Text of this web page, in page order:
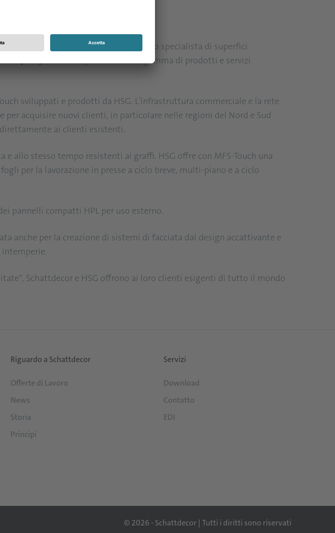
uniscono ora le forze commerciali: lo specialista di superfici
(HSG)stanno ampliando la loro gamma di prodotti e servizi
sviluppati e prodotti da HSG. L'infrastruttura commerciale e la rete
acquisire nuovi clienti, in particolare nelle regioni del Nord e Sud
direttamente ai clienti esistenti.
allo stesso tempo resistenti ai graffi. HSG offre con MFS-Touch una
per la lavorazione in presse a ciclo breve, multi-piano e a ciclo
pannelli compatti HPL per uso esterno.
anche per la creazione di sistemi di facciata dal design accattivante e
Schattdecor e HSG offrono ai loro clienti esigenti di tutto il mondo
Riguardo a Schattdecor
Offerte di Lavoro
News
Storia
Principi
Servizi
Download
Contatto
EDI
© 2026 - Schattdecor | Tutti i diritti sono riservati